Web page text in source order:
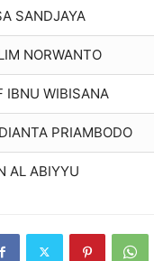
SANDJAYA
NORWANTO
IBNU WIBISANA
PRIAMBODO
AL ABIYYU